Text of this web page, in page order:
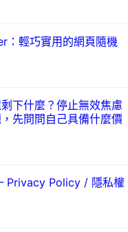
：輕巧實用的網頁隨機
下什麼？停止無效焦慮
先問問自己具備什麼價
Privacy Policy / 隱私權